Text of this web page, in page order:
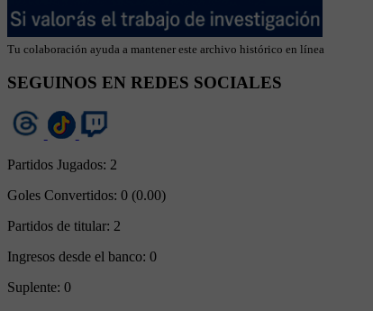
Tu colaboración ayuda a mantener este archivo histórico en línea
SEGUINOS EN REDES SOCIALES
Partidos Jugados: 2
Goles Convertidos: 0 (0.00)
Partidos de titular: 2
Ingresos desde el banco: 0
Suplente: 0